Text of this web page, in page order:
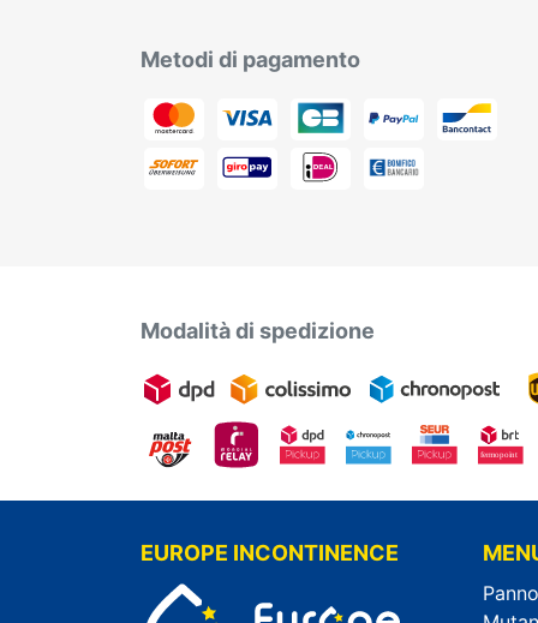
Metodi di pagamento
Modalità di spedizione
EUROPE INCONTINENCE